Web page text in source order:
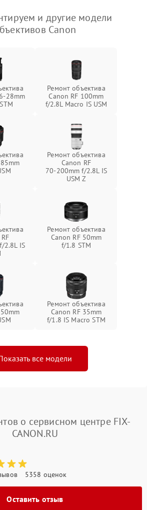
и другие модели
Canon
Ремонт объектива
Canon RF 100mm
f/2.8L Macro IS USM
Ремонт объектива
Canon RF
70‑200mm f/2.8L IS
USM Z
2.8L IS
Ремонт объектива
Canon RF 50mm
f/1.8 STM
Ремонт объектива
Canon RF 35mm
f/1.8 IS Macro STM
все модели
о сервисном центре FIX-
CANON.RU
5358 оценок
Оставить отзыв